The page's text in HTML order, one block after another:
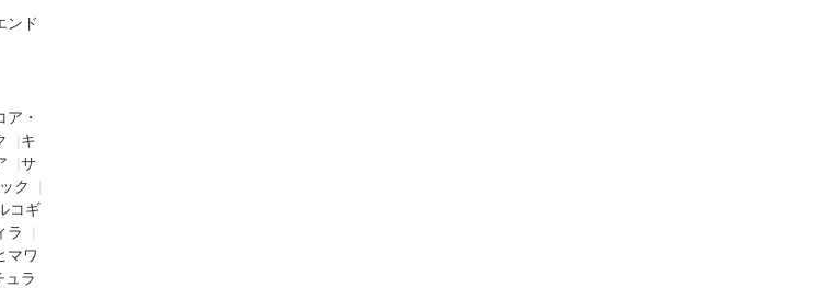
ンド
ア・
|キ
|サ
ク
|
コギ
ラ
|
マワ
ュラ